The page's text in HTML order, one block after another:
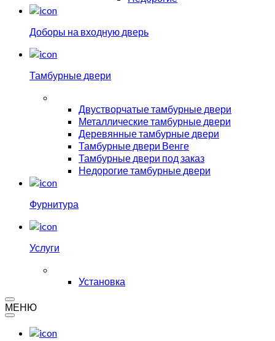
Доборы на входную дверь
Тамбурные двери
Двустворчатые тамбурные двери
Металлические тамбурные двери
Деревянные тамбурные двери
Тамбурные двери Венге
Тамбурные двери под заказ
Недорогие тамбурные двери
Фурнитура
Услуги
Установка
МЕНЮ